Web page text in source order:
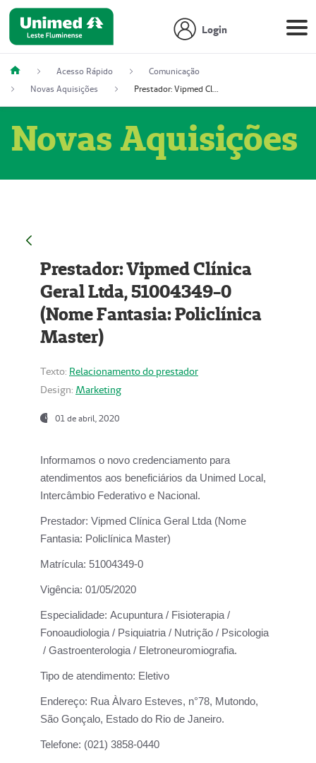
Login
Acesso Rápido
Comunicação
Novas Aquisições
Prestador: Vipmed Clínica Geral Ltda, 51004349-0 (Nome Fantasia: Policlínica Master)
Novas Aquisições
Prestador: Vipmed Clínica
Geral Ltda, 51004349-0
(Nome Fantasia: Policlínica
Master)
Texto: Relacionamento do prestador
Design: Marketing
01 de abril, 2020
Informamos o novo credenciamento para
atendimentos aos beneficiários da Unimed Local,
Intercâmbio Federativo e Nacional.
Prestador: Vipmed Clínica Geral Ltda (Nome
Fantasia: Policlínica Master)
Matrícula: 51004349-0
Vigência: 01/05/2020
Especialidade: Acupuntura / Fisioterapia /
Fonoaudiologia / Psiquiatria / Nutrição / Psicologia
/ Gastroenterologia / Eletroneuromiografia.
Tipo de atendimento: Eletivo
Endereço: Rua Àlvaro Esteves, n°78, Mutondo,
São Gonçalo, Estado do Rio de Janeiro.
Telefone: (021) 3858-0440